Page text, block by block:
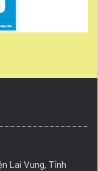
Lai Vung, Tỉnh